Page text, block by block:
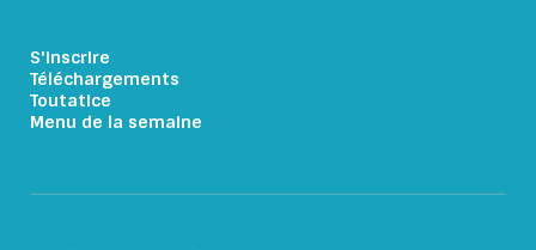
S'inscrire
Téléchargements
Toutatice
Menu de la semaine